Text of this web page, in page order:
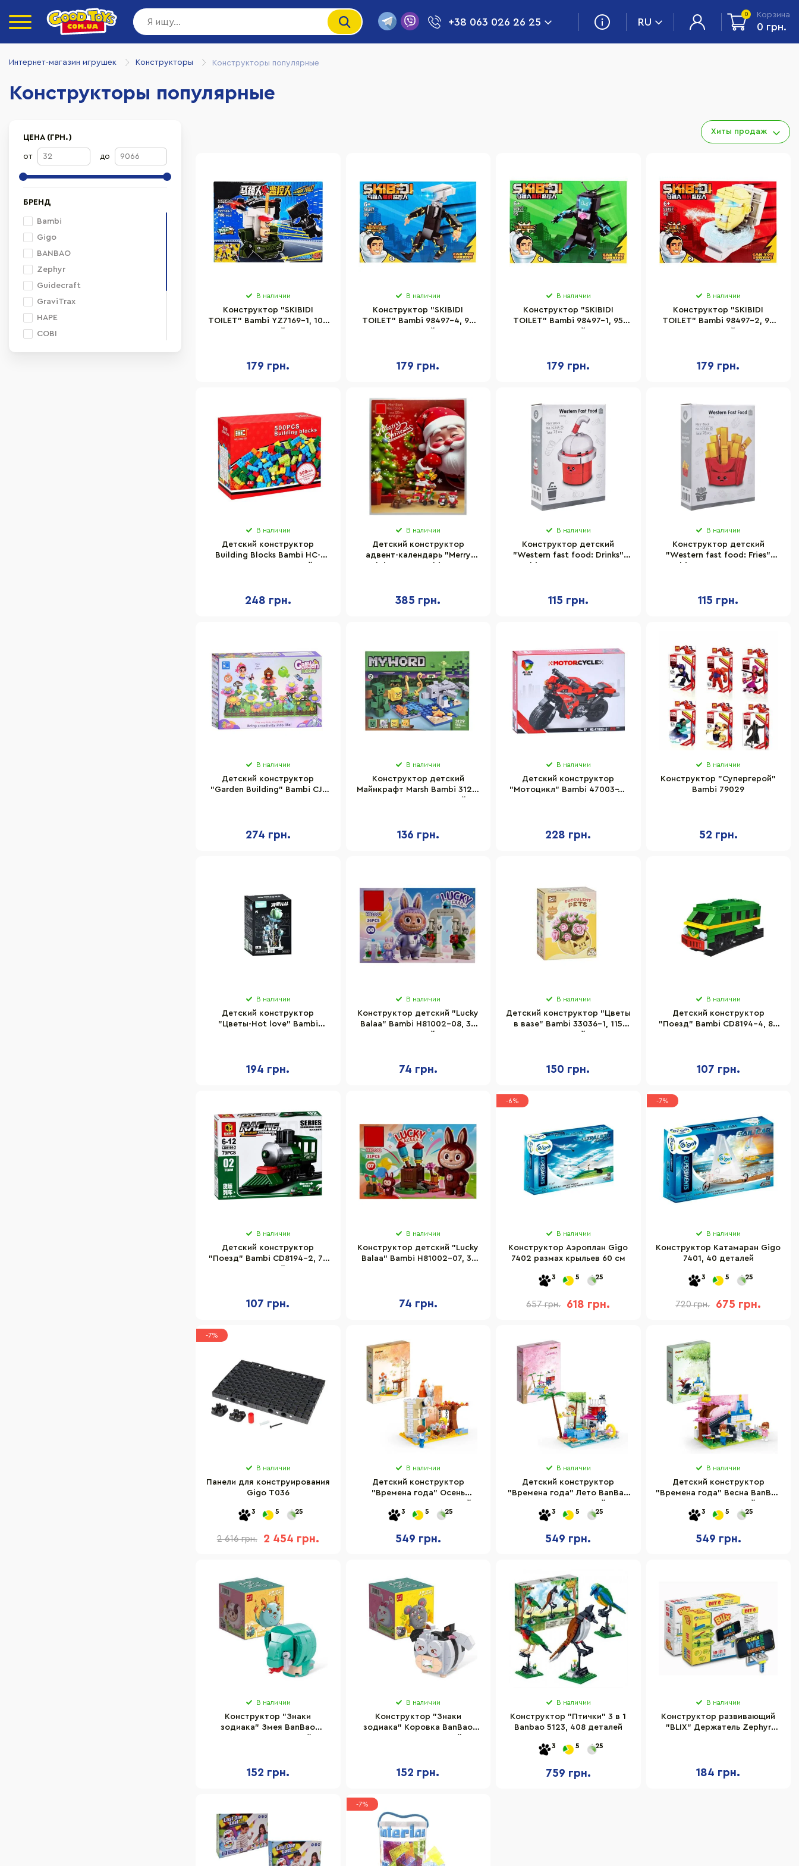
+38 063 026 26 25 RU
0 Корзина
0 грн.
Интернет-магазин игрушек Конструкторы Конструкторы популярные
Конструкторы популярные
ЦЕНА (ГРН.)
от до
БРЕНД
Bambi
Gigo
BANBAO
Zephyr
Guidecraft
GraviTrax
HAPE
COBI
Хиты продаж
В наличии
Конструктор "SKIBIDI
TOILET" Bambi YZ7169-1, 106
179 грн.
В наличии
Конструктор "SKIBIDI
TOILET" Bambi 98497-4, 99
179 грн.
В наличии
Конструктор "SKIBIDI
TOILET" Bambi 98497-1, 95
179 грн.
В наличии
Конструктор "SKIBIDI
TOILET" Bambi 98497-2, 96
179 грн.
В наличии
Детский конструктор
Building Blocks Bambi HC-
248 грн.
В наличии
Детский конструктор
адвент-календарь "Merry
385 грн.
В наличии
Конструктор детский
"Western fast food: Drinks"
115 грн.
В наличии
Конструктор детский
"Western fast food: Fries"
115 грн.
В наличии
Детский конструктор
"Garden Building" Bambi CJ-
274 грн.
В наличии
Конструктор детский
Майнкрафт Marsh Bambi 3129-
136 грн.
В наличии
Детский конструктор
"Мотоцикл" Bambi 47003-2,
228 грн.
В наличии
Конструктор "Супергерой"
Bambi 79029
52 грн.
В наличии
Детский конструктор
"Цветы-Hot love" Bambi
194 грн.
В наличии
Конструктор детский "Lucky
Balaa" Bambi H81002-08, 36
74 грн.
В наличии
Детский конструктор "Цветы
в вазе" Bambi 33036-1, 115
150 грн.
В наличии
Детский конструктор
"Поезд" Bambi CD8194-4, 84
107 грн.
В наличии
Детский конструктор
"Поезд" Bambi CD8194-2, 79
107 грн.
В наличии
Конструктор детский "Lucky
Balaa" Bambi H81002-07, 31
74 грн.
-6%
В наличии
Конструктор Аэроплан Gigo
7402 размах крыльев 60 см
3 5 25
657 грн. 618 грн.
-7%
В наличии
Конструктор Катамаран Gigo
7401, 40 деталей
3 5 25
720 грн. 675 грн.
-7%
В наличии
Панели для конструирования
Gigo T036
3 5 25
2 616 грн. 2 454 грн.
В наличии
Детский конструктор
"Времена года" Осень
3 5 25
549 грн.
В наличии
Детский конструктор
"Времена года" Лето BanBao
3 5 25
549 грн.
В наличии
Детский конструктор
"Времена года" Весна BanBao
3 5 25
549 грн.
В наличии
Конструктор "Знаки
зодиака" Змея BanBao
152 грн.
В наличии
Конструктор "Знаки
зодиака" Коровка BanBao
152 грн.
В наличии
Конструктор "Птички" 3 в 1
Banbao 5123, 408 деталей
3 5 25
759 грн.
В наличии
Конструктор развивающий
"BLIX" Держатель Zephyr
184 грн.
-7%